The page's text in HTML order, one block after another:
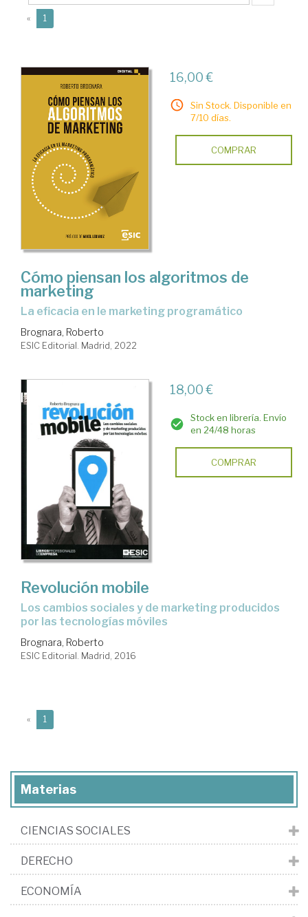
« 1
16,00 €
Sin Stock. Disponible en
7/10 días.
COMPRAR
Cómo piensan los algoritmos de
marketing
la eficacia en le marketing programático
Brognara, Roberto
ESIC Editorial. Madrid, 2022
18,00 €
Stock en librería. Envío
en 24/48 horas
COMPRAR
Revolución mobile
los cambios sociales y de marketing producidos
por las tecnologías móviles
Brognara, Roberto
ESIC Editorial. Madrid, 2016
« 1
Materias
CIENCIAS SOCIALES
DERECHO
ECONOMÍA